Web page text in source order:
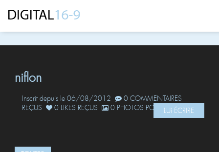
niflon
Inscrit depuis le 06/08/2012
0 COMMENTAIRES
REÇUS
0 LIKES REÇUS 0 PHOTOS POSTÉESLUI ÉCRIRE